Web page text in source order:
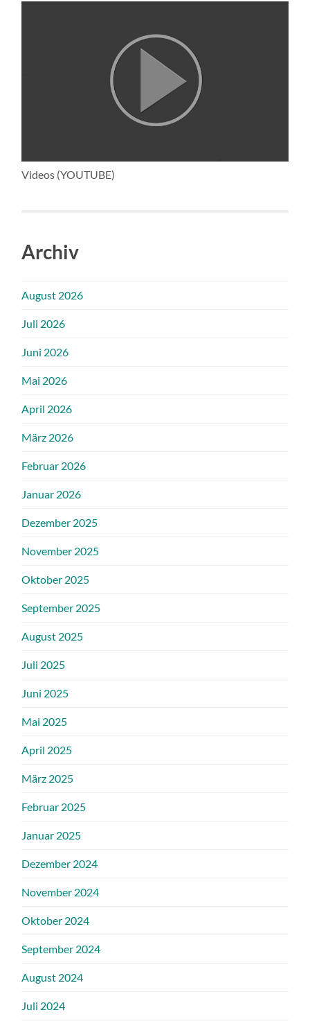
Videos (YOUTUBE)
Archiv
August 2026
Juli 2026
Juni 2026
Mai 2026
April 2026
März 2026
Februar 2026
Januar 2026
Dezember 2025
November 2025
Oktober 2025
September 2025
August 2025
Juli 2025
Juni 2025
Mai 2025
April 2025
März 2025
Februar 2025
Januar 2025
Dezember 2024
November 2024
Oktober 2024
September 2024
August 2024
Juli 2024